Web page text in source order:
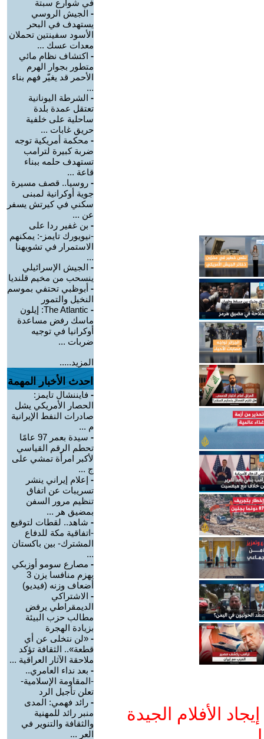
الأفلام الجيدة
في شوارع سبتة
- الجيش الروسي
يستهدف في البحر
الأسود سفينتين تحملان
معدات عسك ...
- اكتشاف نظام مائي
متطور بجوار الهرم
الأحمر قد يغيّر فهم بناء
...
- الشرطة اليونانية
تعتقل عمدة بلدة
ساحلية على خلفية
حريق غابات ...
- محكمة أمريكية توجه
ضربة كبيرة لترامب
تستهدف حلمه ببناء
قاعة ...
- روسيا.. قصف مسيرة
جوية أوكرانية لمبنى
سكني في كيرتش يسفر
عن ...
- بن غفير ردا على
-نيويورك تايمز-: يمكنهم
الاستمرار في تشويهنا
...
- الجيش الإسرائيلي
ينسحب من مخيم قلنديا
- أبوظبي تحتفي بموسم
النخيل والتمور
-
The Atlantic: إيلون
ماسك رفض مساعدة
أوكرانيا في توجيه
ضربات ...
المزيد.....
احدث الأخبار المهمة
- فايننشال تايمز:
الحصار الأمريكي يشل
صادرات النفط الإيرانية
م ...
-
سيدة بعمر 97 عامًا
تحطم الرقم القياسي
لأكبر امرأة تمشي على
ج ...
- إعلام إيراني ينشر
تسريبات عن اتفاق
تنظيم مرور السفن
بمضيق هر ...
- شاهد.. لقطات لتوقيع
-اتفاقية مكة للدفاع
المشترك- بين باكستان
...
- مصارع سومو أوزبكي
يهزم منافسا يزن 3
أضعاف وزنه (فيديو)
- الاشتراكي
الديمقراطي يرفض
مطالب حزب البيئة
بزيادة الهجرة
- «لن نتخلى عن أي
قطعة».. الثقافة تؤكد
ملاحقة الآثار العراقية ...
- بعد نداء العامري..
-المقاومة الإسلامية-
تعلن تأجيل الرد
- رائد فهمي: المدى
منبر رائد للمهنية
والثقافة والتنوير في
العر ...